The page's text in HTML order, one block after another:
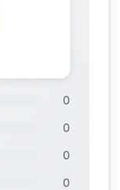
0
0
0
0